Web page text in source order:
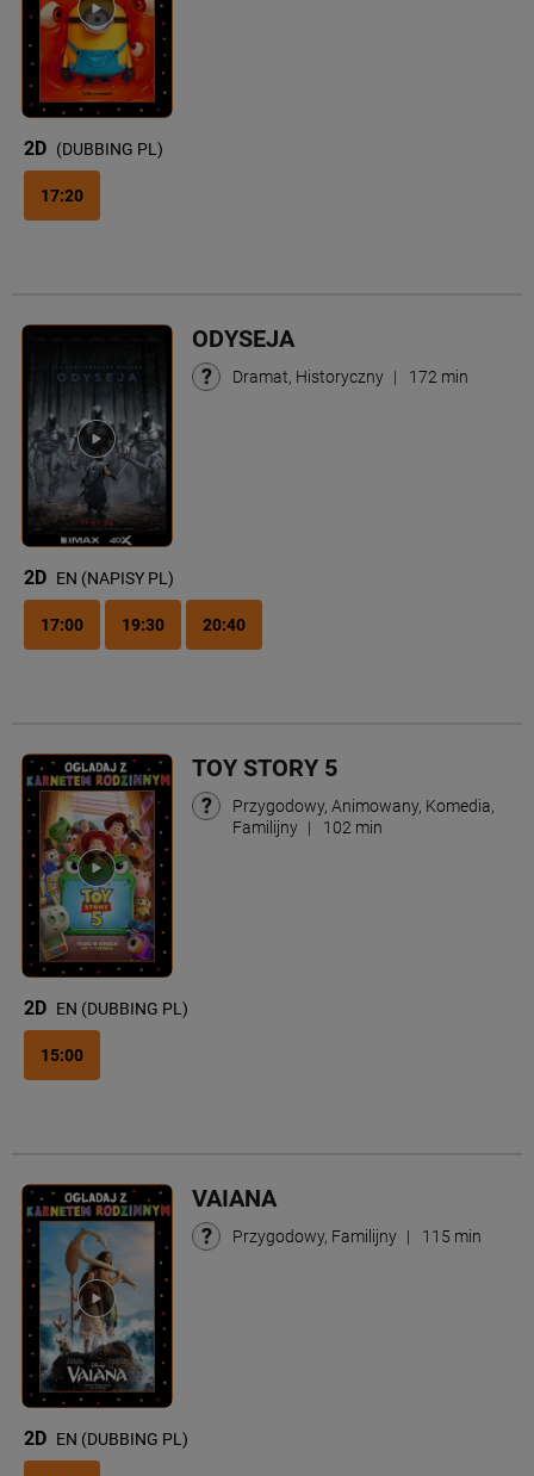
2D (DUBBING PL)
17:20
ODYSEJA
Dramat, Historyczny | 172 min
2D EN (NAPISY PL)
17:00 19:30 20:40
TOY STORY 5
Przygodowy, Animowany, Komedia,
Familijny | 102 min
2D EN (DUBBING PL)
15:00
VAIANA
Przygodowy, Familijny | 115 min
2D EN (DUBBING PL)